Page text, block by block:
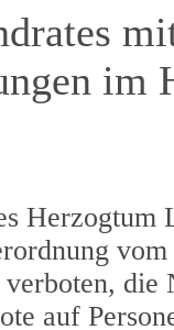
Herzogtum
auf